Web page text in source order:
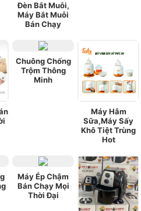
Đèn Bắt Muỗi,
Máy Bắt Muỗi
Bán Chạy
Chuông Chống
Trộm Thông
Minh
Máy Hâm
Sữa,Máy Sấy
Khô Tiệt Trùng
Hot
Máy Ép Chậm
Bán Chạy Mọi
Thời Đại